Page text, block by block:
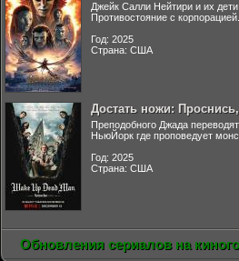
Джейк Салли Нейтири и их
Противостояние с корпорацией...
Год: 2025
Страна: США
Достать ножи:
Преподобного Джада
НьюЙорк где проповедует
Год: 2025
Страна: США
Обновления сериалов на киного